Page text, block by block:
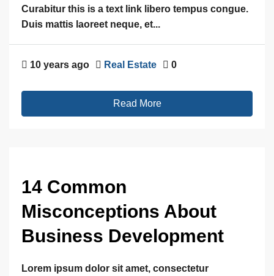
Curabitur this is a text link libero tempus congue.
Duis mattis laoreet neque, et...
10 years ago Real Estate 0
Read More
14 Common
Misconceptions About
Business Development
Lorem ipsum dolor sit amet, consectetur